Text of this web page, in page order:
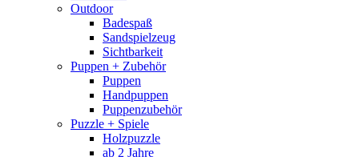
Outdoor
Badespaß
Sandspielzeug
Sichtbarkeit
Puppen + Zubehör
Puppen
Handpuppen
Puppenzubehör
Puzzle + Spiele
Holzpuzzle
ab 2 Jahre